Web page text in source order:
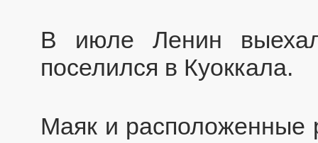
В июле Ленин
поселился в Куоккала.
Маяк и